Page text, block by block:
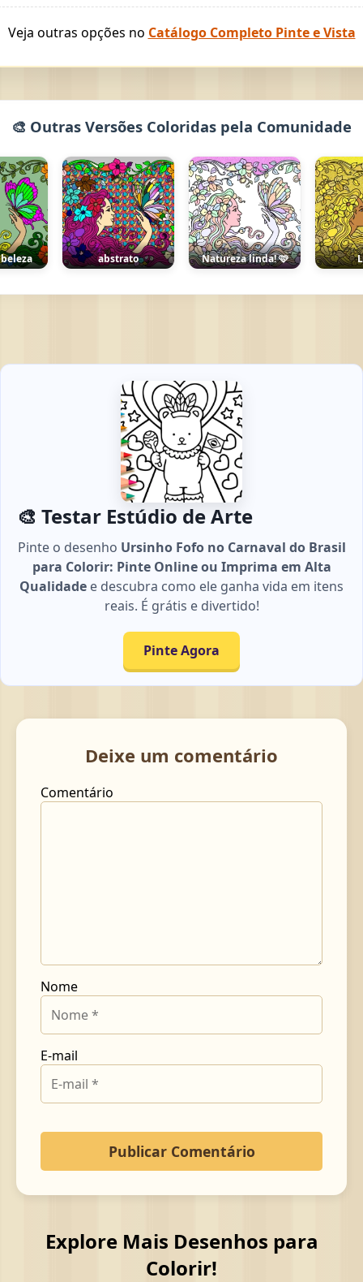
Veja outras opções no Catálogo Completo Pinte e Vista
🎨 Outras Versões Coloridas pela Comunidade
abstrato Natureza linda! 🩷
🎨 Testar Estúdio de Arte
Pinte o desenho Ursinho Fofo no Carnaval do Brasil
para Colorir: Pinte Online ou Imprima em Alta
Qualidade e descubra como ele ganha vida em itens
reais. É grátis e divertido!
Pinte Agora
Deixe um comentário
Comentário
Nome
E-mail
Explore Mais Desenhos para
Colorir!